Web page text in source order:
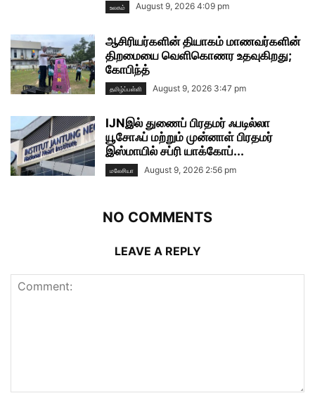
உலகம் August 9, 2026 4:09 pm
ஆசிரியர்களின் தியாகம் மாணவர்களின்
திறமையை வெளிகொணர உதவுகிறது;
கோபிந்த்
தமிழ்ப்பள்ளி August 9, 2026 3:47 pm
IJNஇல் துணைப் பிரதமர் ஃபடில்லா
யூசோஃப் மற்றும் முன்னாள் பிரதமர்
இஸ்மாயில் சப்ரி யாக்கோப்...
மலேசியா August 9, 2026 2:56 pm
NO COMMENTS
LEAVE A REPLY